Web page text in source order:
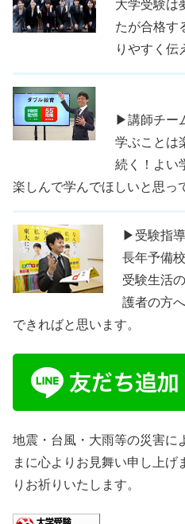
大学受験は
たが合格す
りやすく伝
▶講師チー
学ぶことは
続く！よい
楽しんで学んでほしいと思っ
▶受験指
長年予備
受験生活
護者の方
できればと思います。
地震・台風・大雨等の災害に
まに心よりお見舞い申し上げ
りお祈りいたします。